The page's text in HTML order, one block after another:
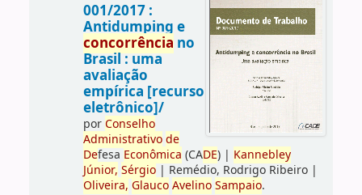
001/2017 :
Antidumping e
concorrência no
Brasil : uma
avaliação
empírica [recurso
eletrônico]/
porConselho
Administrativo de
Defesa Econômica (CADE)| Kannebley
Júnior, Sérgio| Remédio, Rodrigo Ribeiro|
Oliveira, Glauco Avelino Sampaio.